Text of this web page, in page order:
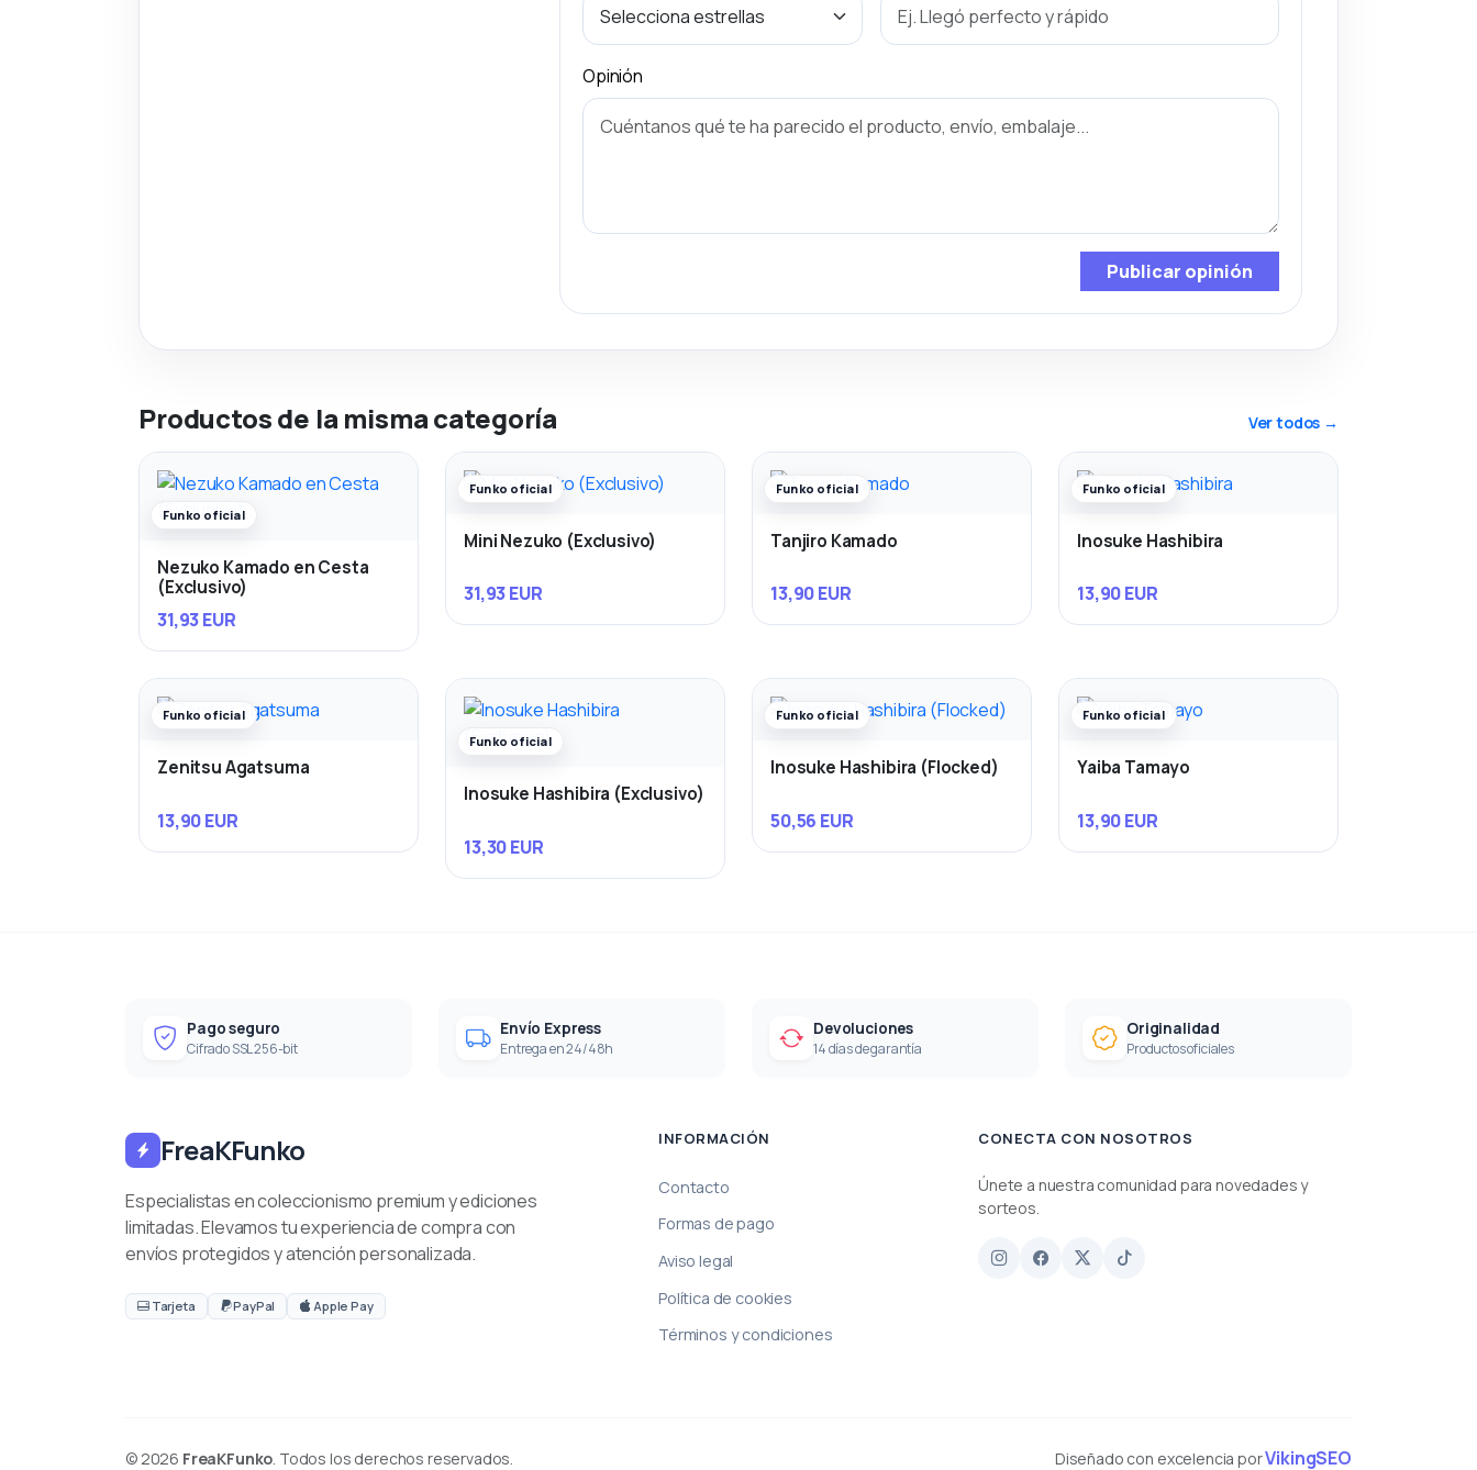
Opinión
Publicar opinión
Productos de la misma categoría Ver todos →
Funko oficial
Nezuko Kamado en Cesta
(Exclusivo)
31,93 EUR
Funko oficial
Mini Nezuko (Exclusivo)
31,93 EUR
Funko oficial
Tanjiro Kamado
13,90 EUR
Funko oficial
Inosuke Hashibira
13,90 EUR
Funko oficial
Zenitsu Agatsuma
13,90 EUR
Funko oficial
Inosuke Hashibira (Exclusivo)
13,30 EUR
Funko oficial
Inosuke Hashibira (Flocked)
50,56 EUR
Funko oficial
Yaiba Tamayo
13,90 EUR
Pago seguro
Cifrado SSL 256-bit
Envío Express
Entrega en 24/48h
Devoluciones
14 días de garantía
Originalidad
Productos oficiales
FreaKFunko
Especialistas en coleccionismo premium y ediciones
limitadas. Elevamos tu experiencia de compra con
envíos protegidos y atención personalizada.
Tarjeta PayPal Apple Pay
INFORMACIÓN
Contacto
Formas de pago
Aviso legal
Política de cookies
Términos y condiciones
CONECTA CON NOSOTROS
Únete a nuestra comunidad para novedades y
sorteos.
© 2026 FreaKFunko . Todos los derechos reservados. Diseñado con excelencia porVikingSEO